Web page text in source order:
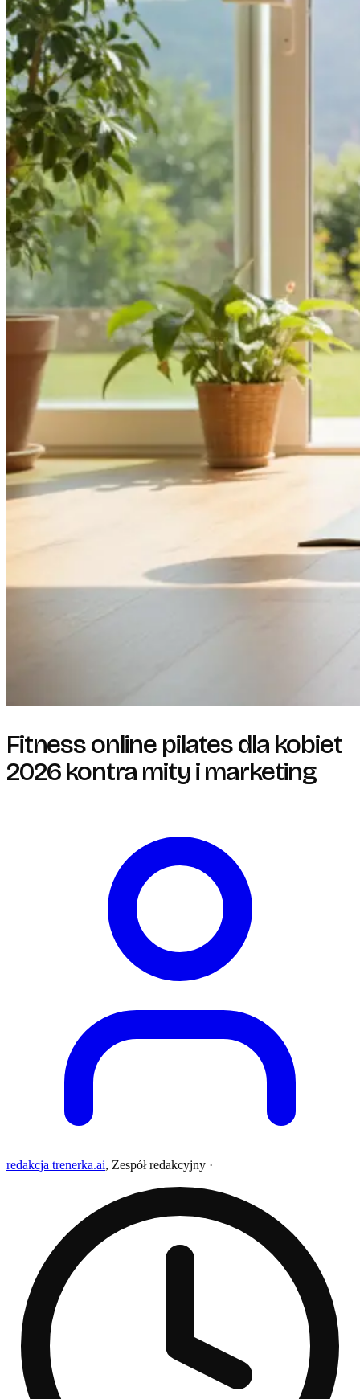
Fitness online pilates dla kobiet
2026 kontra mity i marketing
redakcja trenerka.ai, Zespół redakcyjny ·